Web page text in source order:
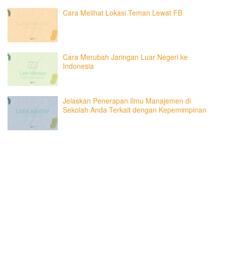
Cara Melihat Lokasi Teman Lewat FB
Cara Merubah Jaringan Luar Negeri ke
Indonesia
Jelaskan Penerapan Ilmu Manajemen di
Sekolah Anda Terkait dengan Kepemimpinan